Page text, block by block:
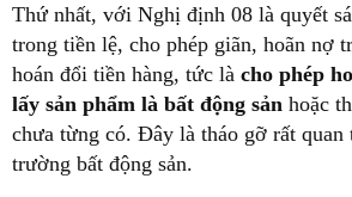
Thứ nhất, với Nghị định 08 là quyết
trong tiền lệ, cho phép giãn, hoãn nợ
hoán đổi tiền hàng, tức là cho phép
lấy sản phẩm là bất động sản hoặc
chưa từng có. Đây là tháo gỡ rất quan
trường bất động sản.